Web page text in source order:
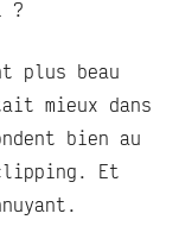
?
plus beau
mieux dans
bien au
Et